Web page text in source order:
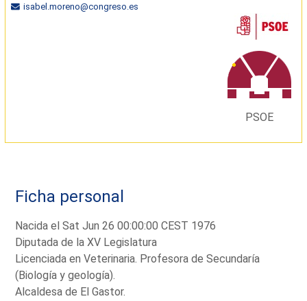
isabel.moreno@congreso.es
PSOE
Ficha personal
Nacida el Sat Jun 26 00:00:00 CEST 1976
Diputada de la XV Legislatura
Licenciada en Veterinaria. Profesora de Secundaría
(Biología y geología).
Alcaldesa de El Gastor.